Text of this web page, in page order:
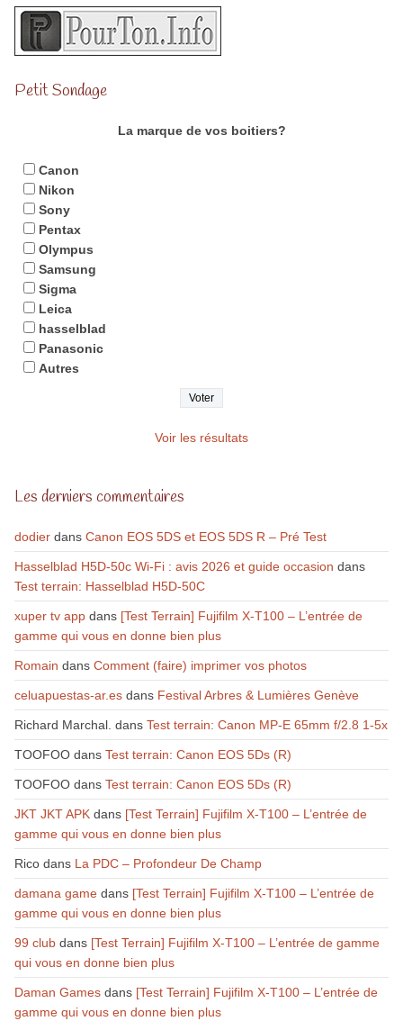
Petit Sondage
La marque de vos boitiers?
Canon
Nikon
Sony
Pentax
Olympus
Samsung
Sigma
Leica
hasselblad
Panasonic
Autres
Voir les résultats
Les derniers commentaires
dodierdans Canon EOS 5DS et EOS 5DS R – Pré Test
Hasselblad H5D-50c Wi-Fi : avis 2026 et guide occasion dans
Test terrain: Hasselblad H5D-50C
xuper tv appdans [Test Terrain] Fujifilm X-T100 – L’entrée de
gamme qui vous en donne bien plus
Romain dans Comment (faire) imprimer vos photos
celuapuestas-ar.esdans Festival Arbres & Lumières Genève
Richard Marchal. dans Test terrain: Canon MP-E 65mm f/2.8 1-5x
TOOFOOdans Test terrain: Canon EOS 5Ds (R)
TOOFOOdans Test terrain: Canon EOS 5Ds (R)
JKT JKT APKdans [Test Terrain] Fujifilm X-T100 – L’entrée de
gamme qui vous en donne bien plus
Ricodans La PDC – Profondeur De Champ
damana gamedans [Test Terrain] Fujifilm X-T100 – L’entrée de
gamme qui vous en donne bien plus
99 clubdans [Test Terrain] Fujifilm X-T100 – L’entrée de gamme
qui vous en donne bien plus
Daman Gamesdans [Test Terrain] Fujifilm X-T100 – L’entrée de
gamme qui vous en donne bien plus